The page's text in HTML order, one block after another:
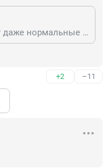
Бесплатно работать не будут даже нормальные специалисты
+2 –11